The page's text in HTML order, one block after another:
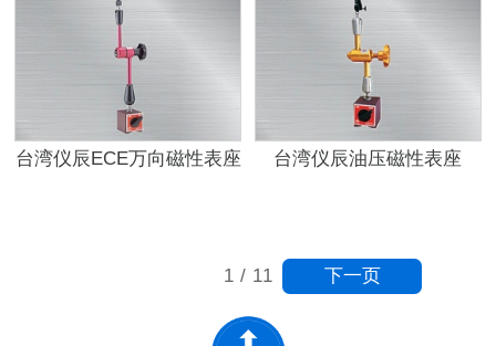
台湾仪辰ECE万向磁性表座
台湾仪辰油压磁性表座
1 / 11 下一页